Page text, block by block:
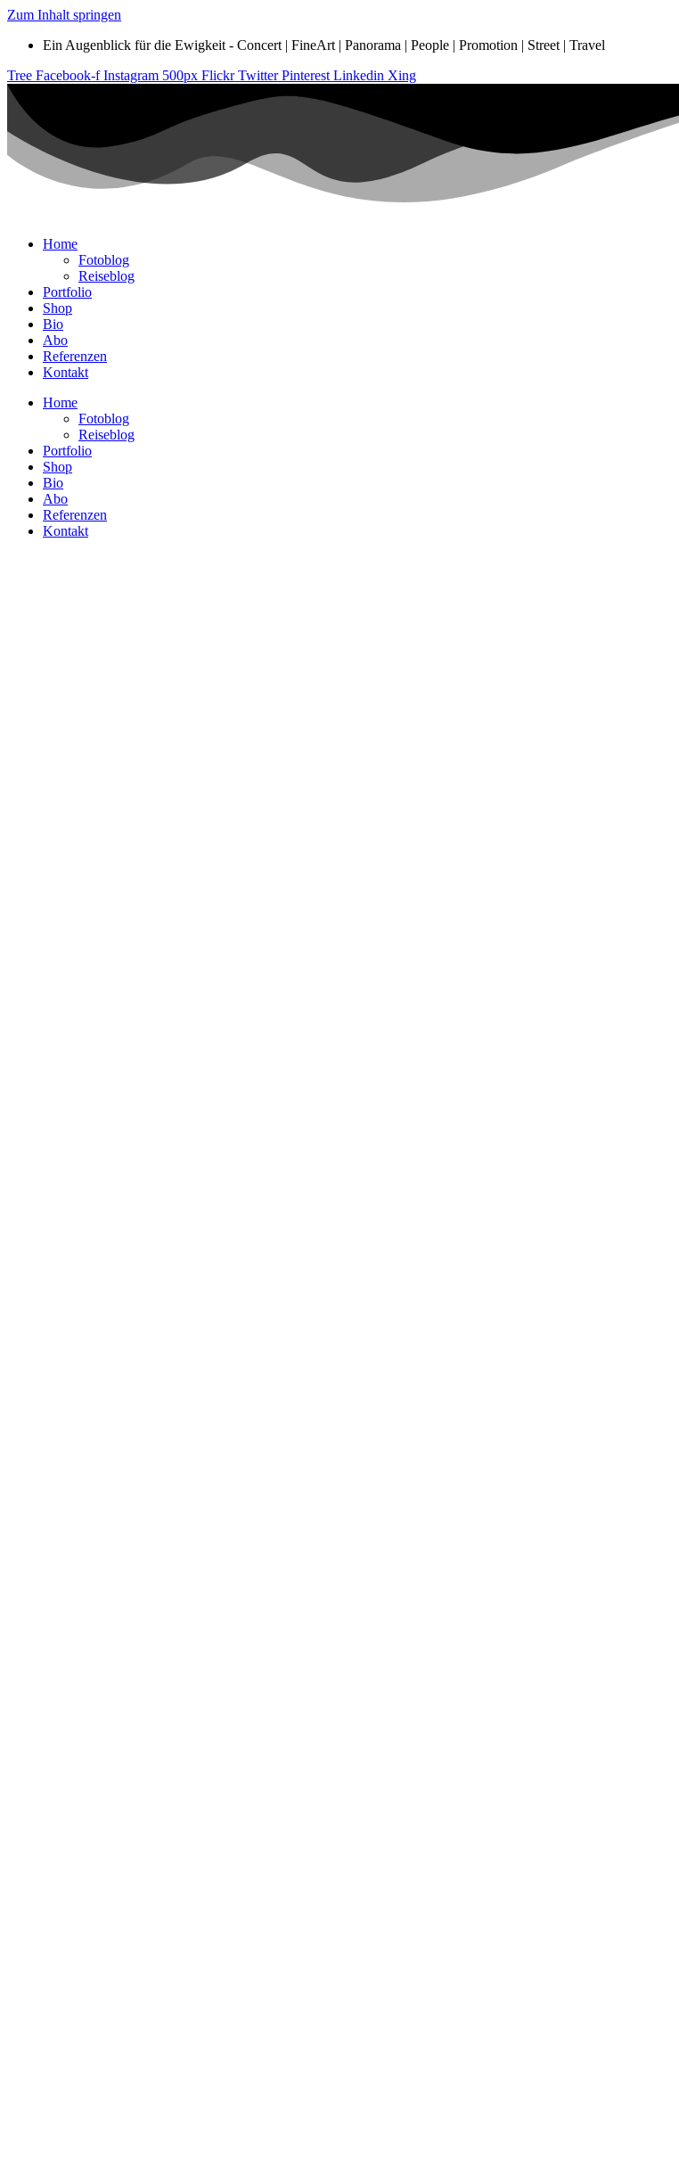
Zum Inhalt springen
Ein Augenblick für die Ewigkeit - Concert | FineArt | Panorama | People | Promotion | Street | Travel
Tree Facebook-f Instagram 500px Flickr Twitter Pinterest Linkedin Xing
Home
Fotoblog
Reiseblog
Portfolio
Shop
Bio
Abo
Referenzen
Kontakt
Home
Fotoblog
Reiseblog
Portfolio
Shop
Bio
Abo
Referenzen
Kontakt